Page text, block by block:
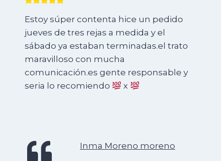
Estoy súper contenta hice un pedido
jueves de tres rejas a medida y el
sábado ya estaban terminadas.el trato
maravilloso con mucha
comunicación.es gente responsable y
seria lo recomiendo
x
Inma Moreno moreno